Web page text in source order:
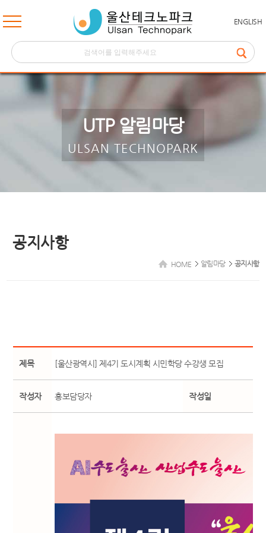
ENGLISH
UTP 알림마당
ULSAN TECHNOPARK
공지사항
HOME 알림마당 공지사항
제목 [울산광역시] 제4기 도시계획 시민학당 수강생 모집
작성자 홍보담당자 작성일